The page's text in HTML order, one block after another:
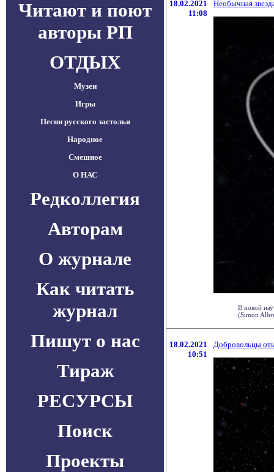
Читают и поют
авторы РП
ОТДЫХ
Музеи
Игры
Песни русского застолья
Народное
Смешное
О НАС
Редколлегия
Авторам
О журнале
Как читать
журнал
Пишут о нас
Тираж
РЕСУРСЫ
Поиск
Проекты
18.02.2021
11:08
Необычная
В новой
(Simon
18.02.2021
10:51
Добровольцы